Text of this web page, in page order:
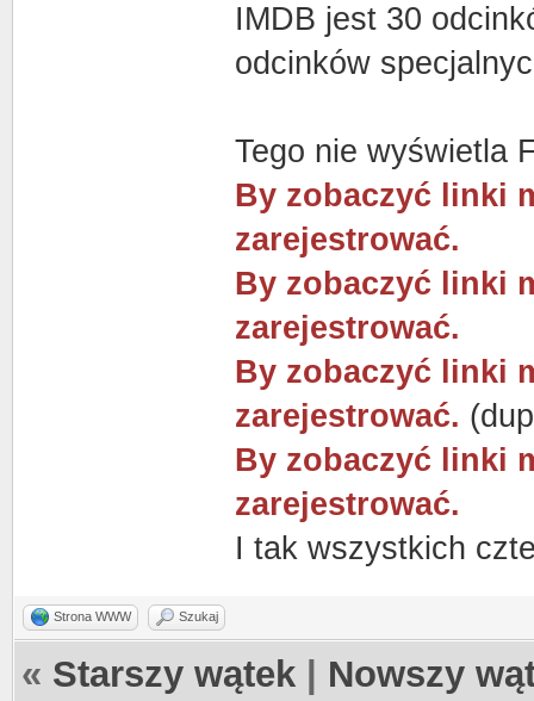
IMDB jest 30
odcinków
Tego nie wyświetla
By zobaczyć linki
zarejestrować.
By zobaczyć linki
zarejestrować.
By zobaczyć linki
zarejestrować.
By zobaczyć linki
zarejestrować.
I tak wszystkich
Strona WWW Szukaj
« Starszy wątek Nowszy